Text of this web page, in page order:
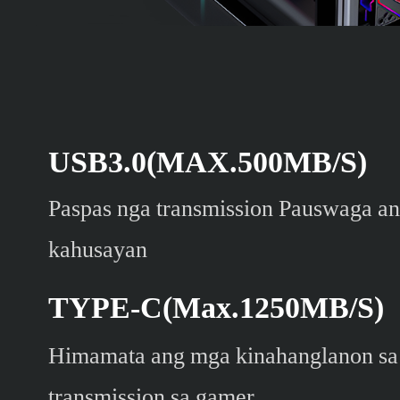
USB3.0(MAX.500MB/S)
Paspas nga transmission Pauswaga
kahusayan
TYPE-C(Max.1250MB/S)
Himamata ang mga kinahanglanon sa